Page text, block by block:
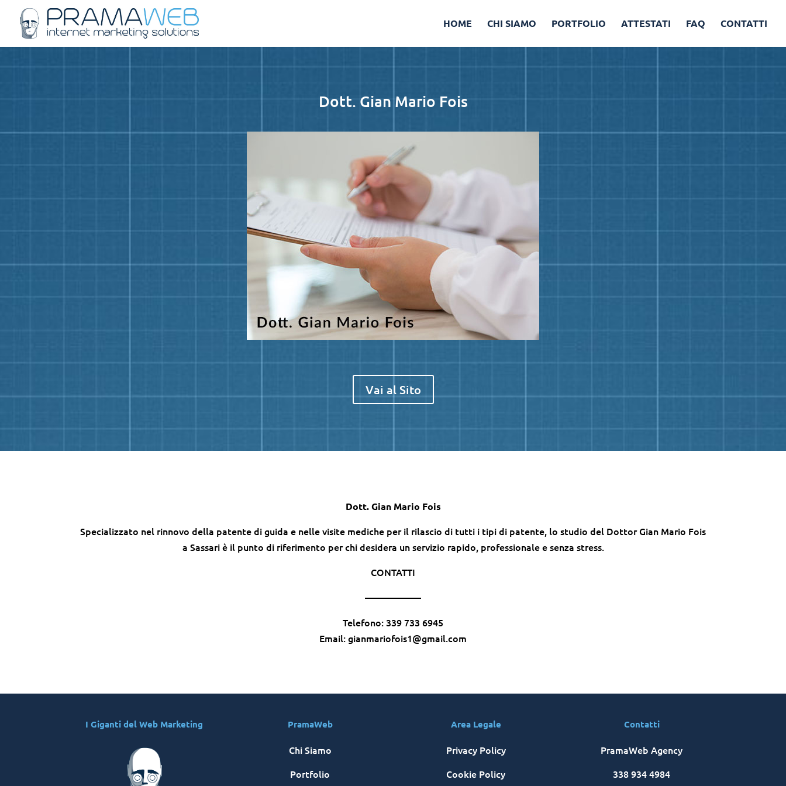
HOME CHI SIAMO PORTFOLIO ATTESTATI FAQ CONTATTI
Dott. Gian Mario Fois
Vai al Sito
Dott. Gian Mario Fois
Specializzato nel rinnovo della patente di guida e nelle visite mediche per il rilascio di tutti i tipi di patente, lo studio del Dottor Gian Mario Fois
a Sassari è il punto di riferimento per chi desidera un servizio rapido, professionale e senza stress.
CONTATTI
——————
Telefono: 339 733 6945
Email: gianmariofois1@gmail.com
I Giganti del Web Marketing PramaWeb
Chi Siamo
Portfolio
Area Legale
Privacy Policy
Cookie Policy
Contatti
PramaWeb Agency
338 934 4984